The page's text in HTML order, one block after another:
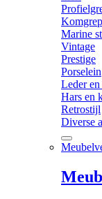
Marine
Vintage
Prestige
Porselein
Leder
Hars en
Retrostijl
Diverse